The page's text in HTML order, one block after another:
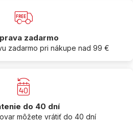
zadarmo
zadarmo pri nákupe nad 99 €
do 40 dní
môžete vrátiť do 40 dní